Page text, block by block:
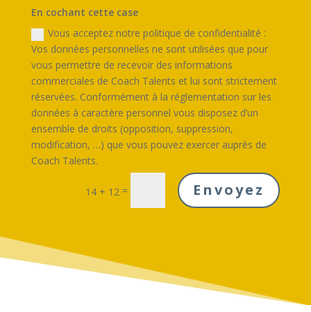
En cochant cette case
Vous acceptez notre politique de confidentialité :
Vos données personnelles ne sont utilisées que pour
vous permettre de recevoir des informations
commerciales de Coach Talents et lui sont strictement
réservées. Conformément à la réglementation sur les
données à caractère personnel vous disposez d’un
ensemble de droits (opposition, suppression,
modification, …) que vous pouvez exercer auprès de
Coach Talents.
14 + 12 = Envoyez